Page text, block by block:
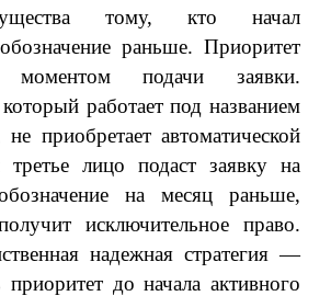
тому, кто начал
раньше. Приоритет
моментом подачи заявки.
работает под названием
не приобретает автоматической
лицо подаст заявку на
на месяц раньше,
исключительное право.
надежная стратегия —
приоритет до начала активного